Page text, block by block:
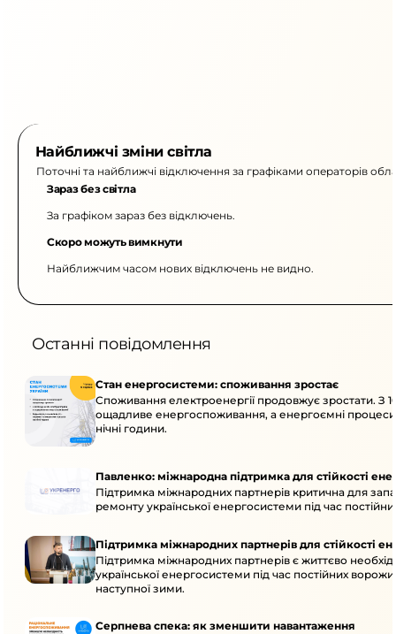
Найближчі зміни світла
Поточні та найближчі відключення за графіками операторів
Зараз без світла
За графіком зараз без відключень.
Скоро можуть вимкнути
Найближчим часом нових відключень не видно.
Останні повідомлення
Стан енергосистеми: споживання зростає
Споживання електроенергії продовжує зростати. З
ощадливе енергоспоживання, а енергоємні
нічні години.
Павленко: міжнародна підтримка для стійкості
Підтримка міжнародних партнерів критична для
ремонту української енергосистеми під час
Підтримка міжнародних партнерів для стійкості
Підтримка міжнародних партнерів є життєво
української енергосистеми під час постійних
наступної зими.
Серпнева спека: як зменшити навантаження